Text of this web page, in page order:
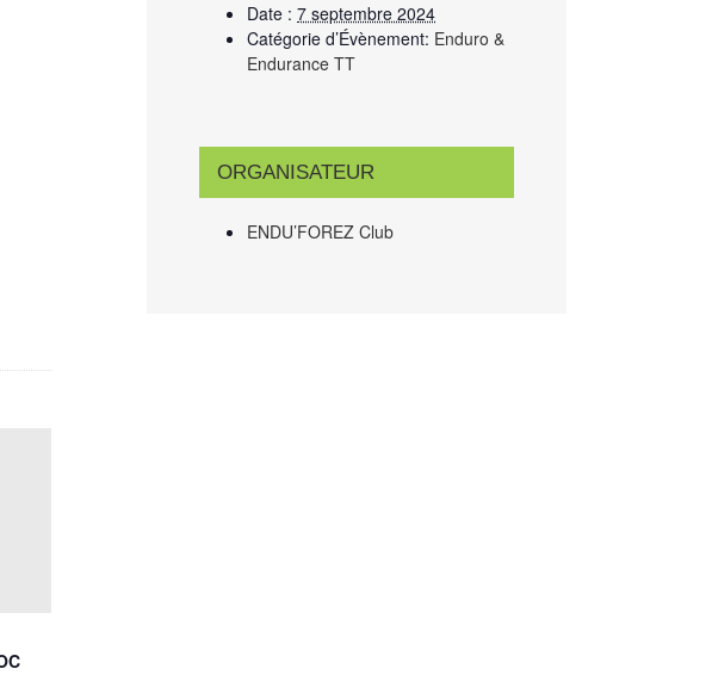
Date : 7 septembre 2024
Catégorie d’Évènement: Enduro &
Endurance TT
ORGANISATEUR
ENDU’FOREZ Club